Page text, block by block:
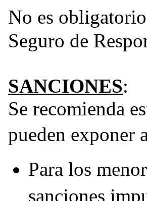
No es
Seguro de
SANCIONES:
Se recomienda
pueden exponer
Para los
sanciones